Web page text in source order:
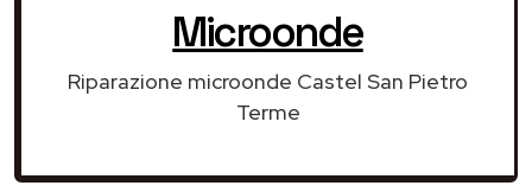
Microonde
Riparazione microonde Castel San Pietro
Terme